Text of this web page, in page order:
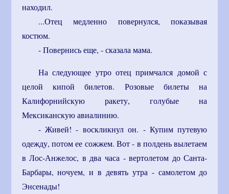
находил.
...Отец медленно повернулся, показывая
костюм.
- Повернись еще, - сказала мама.
На следующее утро отец примчался домой с
целой кипой билетов. Розовые билеты на
Калифорнийскую ракету, голубые на
Мексиканскую авиалинию.
- Живей! - воскликнул он. - Купим путевую
одежду, потом ее сожжем. Вот - в полдень вылетаем
в Лос-Анжелос, в два часа - вертолетом до Санта-
Барбары, ночуем, и в девять утра - самолетом до
Энсенады!